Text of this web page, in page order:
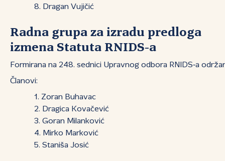
Dragan Vujičić
Radna grupa za izradu predloga
izmena Statuta RNIDS-a
Formirana na 248. sednici Upravnog odbora RNIDS‑a
Članovi:
Zoran Buhavac
Dragica Kovačević
Goran Milanković
Mirko Marković
Staniša Josić